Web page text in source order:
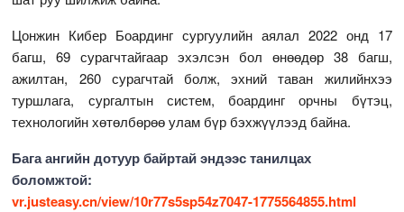
Цонжин Кибер Боардинг сургуулийн аялал 2022 онд 17
багш, 69 сурагчтайгаар эхэлсэн бол өнөөдөр 38 багш,
ажилтан, 260 сурагчтай болж, эхний таван жилийнхээ
туршлага, сургалтын систем, боардинг орчны бүтэц,
технологийн хөтөлбөрөө улам бүр бэхжүүлээд байна.
Бага ангийн дотуур байртай эндээс танилцах
боломжтой:
vr.justeasy.cn/view/10r77s5sp54z7047-1775564855.html